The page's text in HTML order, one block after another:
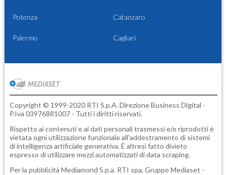
Potenza Catanzaro
Palermo Cagliari
Copyright © 1999-2020 RTI S.p.A. Direzione Business Digital -
P.Iva 03976881007 - Tutti i diritti riservati.
Rispetto ai contenuti e ai dati personali trasmessi e/o riprodotti è
vietata ogni utilizzazione funzionale all'addestramento di sistemi
di intelligenza artificiale generativa. È altresì fatto divieto
espresso di utilizzare mezzi automatizzati di data scraping.
Per la pubblicità Mediamond S.p.a. RTI spa, Gruppo Mediaset -